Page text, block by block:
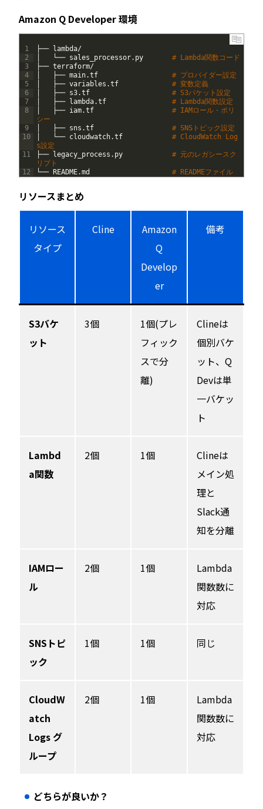
Amazon Q Developer 環境
1
2
3
4
5
6
7
8
9
10
11
12
├── lambda/
└── sales_processor. py
# Lambda関数コード
├── terraform/
├── main.tf
# プロバイダー設定
├── variables .tf
# 変数定義
├── s3.tf
# S3バケット設定
├── lambda.tf
# Lambda関数設定
├── iam.tf
# IAMロール・ポリ
シー
├── sns .tf
# SNSトピック設定
└── cloudwatch.tf
# CloudWatch Log
s設定
├──
legacy_process . py
# 元のレガシースク
リプト
└──
README.md # READMEファイル
リソースまとめ
リソース
タイプ
Cline
Amazon
Q
Develop
er
備考
S3バケ
ット
3個
1個(プレ
フィック
スで分
離)
Clineは
個別バケ
ット、Q
Devは単
一バケッ
ト
Lambd
a関数
2個 1個
Clineは
メイン処
理と
Slack通
知を分離
IAMロー
ル
2個 1個
Lambda
関数数に
対応
SNSトピ
ック
1個 1個 同じ
CloudW
atch
Logs グ
ループ
2個 1個
Lambda
関数数に
対応
どちらが良いか？